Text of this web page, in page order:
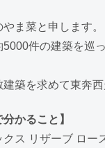
やま菜と申します。
5000件の建築を巡
建築を求めて東奔
分かること】
クス リザーブ ロー